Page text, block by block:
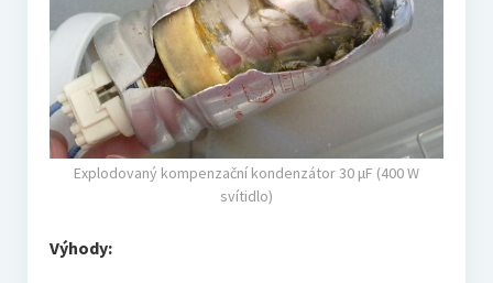
Explodovaný kompenzační kondenzátor 30 μF (400 W
svítidlo)
Výhody: